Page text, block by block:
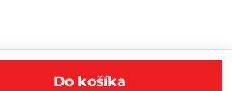
Do košíka